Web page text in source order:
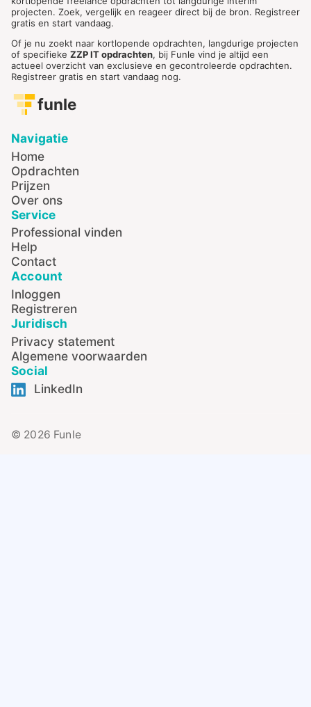
projecten. Zoek, vergelijk en reageer direct bij de bron. Registreer
gratis en start vandaag.
Of je nu zoekt naar kortlopende opdrachten, langdurige projecten
of specifieke ZZP IT opdrachten, bij Funle vind je altijd een
actueel overzicht van exclusieve en gecontroleerde opdrachten.
Registreer gratis en start vandaag nog.
funle
Navigatie
Home
Opdrachten
Prijzen
Over ons
Service
Professional vinden
Help
Contact
Account
Inloggen
Registreren
Juridisch
Privacy statement
Algemene voorwaarden
Social
LinkedIn
© 2026 Funle